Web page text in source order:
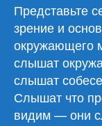
Представьте
зрение и
окружающего
слышат
слышат
Слышат что
видим — они